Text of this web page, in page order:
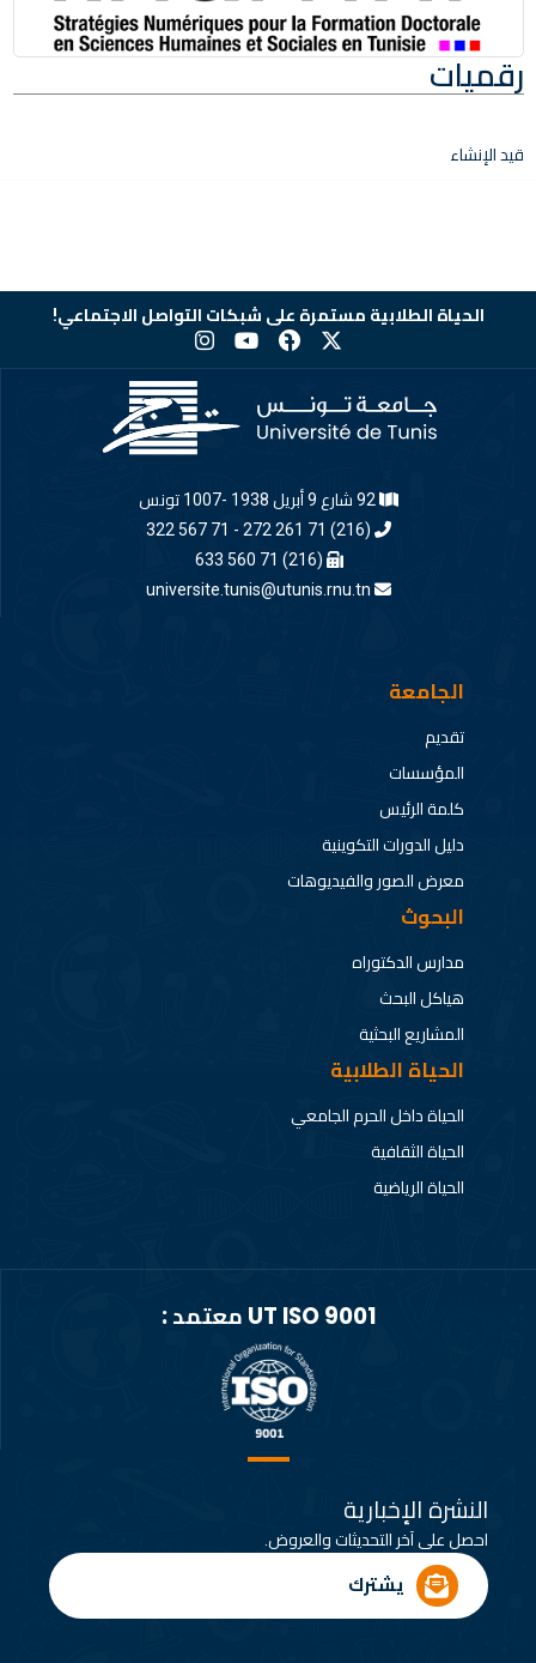
رقميات
قيد الإنشاء
الحياة الطلابية مستمرة على شبكات التواصل الاجتماعي!
(216) 71 261 272 - 71 567 322
(216) 71 560 633
universite.tunis@utunis.rnu.tn
الجامعة
تقديم
المؤسسات
كلمة الرئيس
دليل الدورات التكوينية
معرض الصور والفيديوهات
البحوث
مدارس الدكتوراه
هياكل البحث
المشاريع البحثية
الحياة الطلابية
الحياة داخل الحرم الجامعي
الحياة الثقافية
الحياة الرياضية
UT ISO 9001 معتمد :
النشرة الإخبارية
احصل على آخر التحديثات والعروض.
يشترك